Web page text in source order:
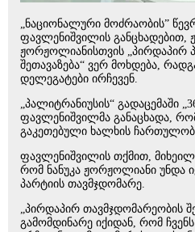
„ნაციონალური მოძრაობის”
ფავლენიშვილის განცხადებით,
ჟორჟოლიანისთვის „პირდაპირ
შეთავაზება“ ვერ მოხდება,
დელეგატები ირჩევენ.
„პალიტრანიუსის“ გადაცემაში
ფავლენიშვილმა განაცხადა, რომ
გაკეთებული ხალხის
ფავლენიშვილის თქმით, მიხეილ
რომ ნანუკა ჟორჟოლიანი უნდა
პარტიის თავმჯდომარე.
„პირდაპირ თავმჯდომარეობის
გამომდინარე იქიდან, რომ